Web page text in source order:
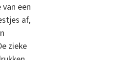
een
af,
zieke